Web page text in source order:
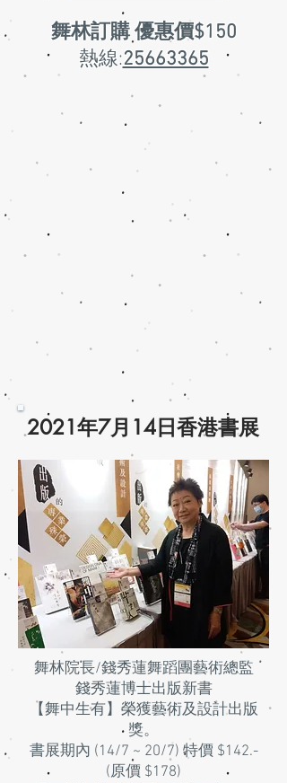
舞林訂購 優惠價$150
熱線:25663365
2021年7月14日香港書展
舞林院長/錢秀蓮舞蹈團藝術總監
錢秀蓮博士出版新書
【舞中生有】榮獲藝術及設計出版
獎。
書展期內 (14/7 ~ 20/7) 特價 $142.-
(原價 $178)